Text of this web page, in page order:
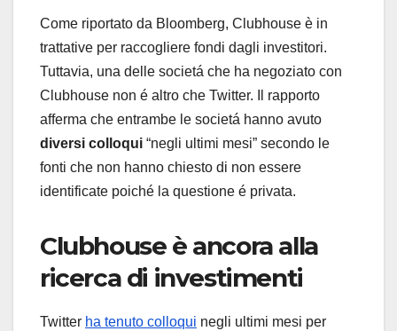
Come riportato da Bloomberg, Clubhouse è in
trattative per raccogliere fondi dagli investitori.
Tuttavia, una delle societá che ha negoziato con
Clubhouse non é altro che Twitter. Il rapporto
afferma che entrambe le societá hanno avuto
diversi colloqui “negli ultimi mesi” secondo le
fonti che non hanno chiesto di non essere
identificate poiché la questione é privata.
Clubhouse è ancora alla
ricerca di investimenti
Twitter ha tenuto colloqui negli ultimi mesi per